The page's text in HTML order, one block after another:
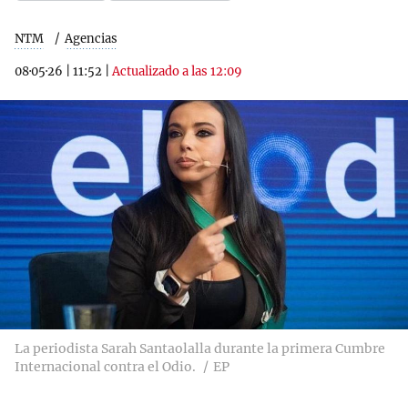
NTM Agencias
08·05·26 11:52 |Actualizado a las 12:09
La periodista Sarah Santaolalla durante la primera Cumbre
Internacional contra el Odio.
EP